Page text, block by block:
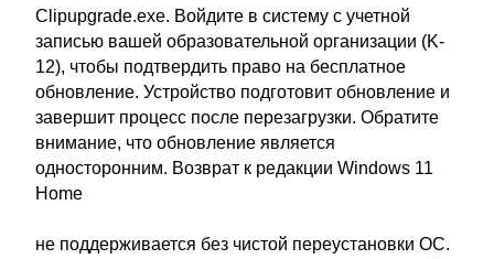
Clipupgrade.exe. Войдите в систему с учетной
записью вашей образовательной организации (K-
12), чтобы подтвердить право на бесплатное
обновление. Устройство подготовит обновление и
завершит процесс после перезагрузки. Обратите
внимание, что обновление является
односторонним. Возврат к редакции Windows 11
Home
не поддерживается без чистой переустановки ОС.